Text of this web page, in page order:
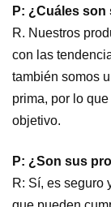
P: ¿Cuáles
R. Nuestros
con las
también somos
prima, por lo
objetivo.
P: ¿Son sus
R: Sí, es seguro